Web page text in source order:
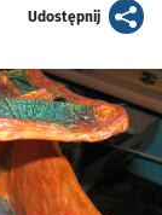
Udostępnijartykuł